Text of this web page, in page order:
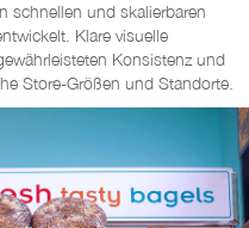
schnellen und skalierbaren
Klare visuelle
Konsistenz und
Store-Größen und Standorte.